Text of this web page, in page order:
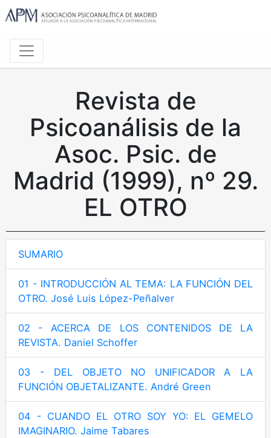
Revista de
Psicoanálisis de la
Asoc. Psic. de
Madrid (1999), nº 29.
EL OTRO
SUMARIO
01 - INTRODUCCIÓN AL TEMA: LA FUNCIÓN DEL
OTRO. José Luis López-Peñalver
02 - ACERCA DE LOS CONTENIDOS DE LA
REVISTA. Daniel Schoffer
03 - DEL OBJETO NO UNIFICADOR A LA
FUNCIÓN OBJETALIZANTE. André Green
04 - CUANDO EL OTRO SOY YO: EL GEMELO
IMAGINARIO. Jaime Tabares